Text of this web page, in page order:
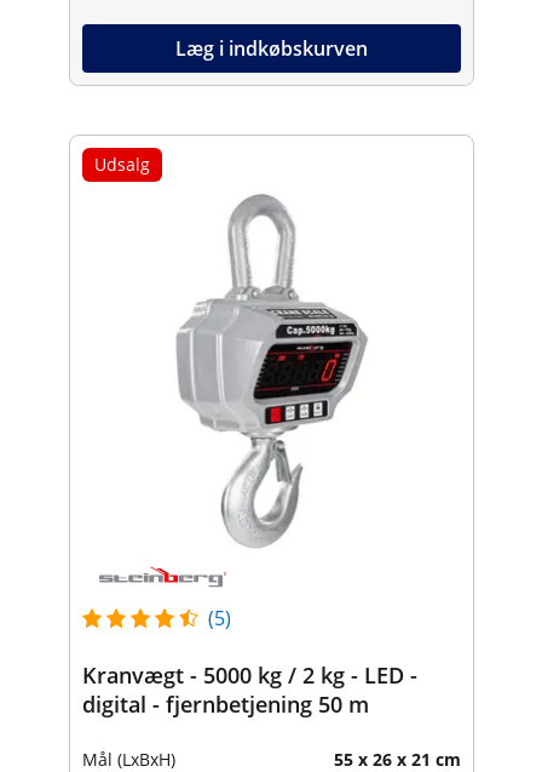
Læg i indkøbskurven
Udsalg
(5)
Kranvægt - 5000 kg / 2 kg - LED -
digital - fjernbetjening 50 m
Mål (LxBxH) 55 x 26 x 21 cm